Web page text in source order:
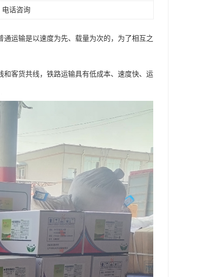
电话咨询
运输是以速度为先、载量为次的，为了相互之
客货共线，铁路运输具有低成本、速度快、运